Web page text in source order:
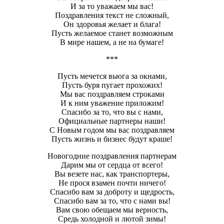
И за то уважаем мы вас!
Поздравления текст не сложный,
Он здоровья желает и блага!
Пусть желаемое станет возможным
В мире нашем, а не на бумаге!
***
Пусть мечется вьюга за окнами,
Пусть буря пугает прохожих!
Мы вас поздравляем строками
И к ним уважение приложим!
Спасибо за то, что вы с нами,
Официальные партнеры наши!
С Новым годом мы вас поздравляем
Пусть жизнь и бизнес будут краше!
Новогодние поздравления партнерам
Дарим мы от сердца от всего!
Вы везете нас, как транспортеры,
Не прося взамен почти ничего!
Спасибо вам за доброту и щедрость,
Спасибо вам за то, что с нами вы!
Вам свою обещаем мы верность,
Средь холодной и лютой зимы!